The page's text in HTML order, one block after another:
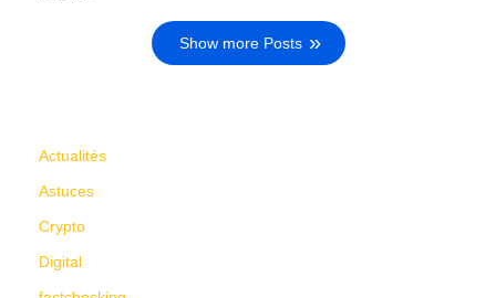
Show more Posts
Actualités
Astuces
Crypto
Digital